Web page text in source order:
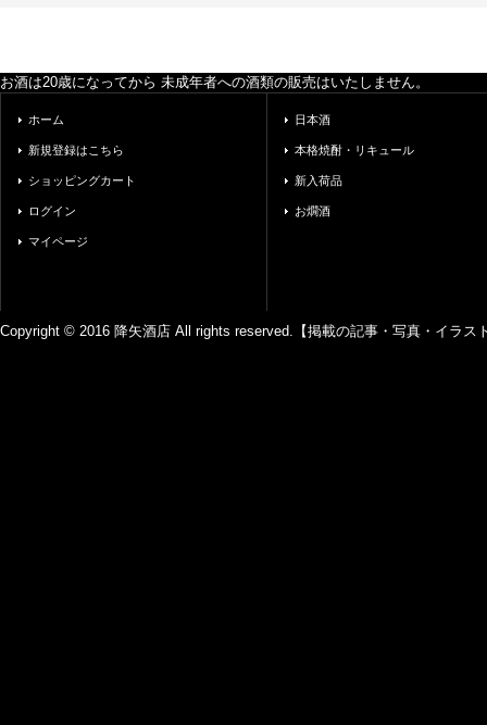
お酒は20歳になってから 未成年者への酒類の販売はいたしません。
ホーム
新規登録はこちら
ショッピングカート
ログイン
マイページ
日本酒
本格焼酎・リキュール
新入荷品
お燗酒
Copyright © 2016 降矢酒店 All rights reserved.【掲載の記事・写真・イラス